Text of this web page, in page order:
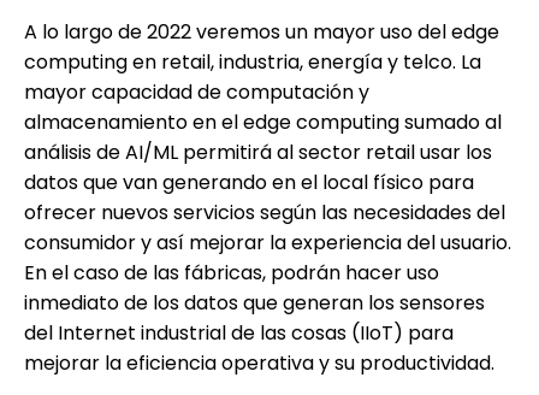
A lo largo de 2022 veremos un mayor uso del edge
computing en retail, industria, energía y telco. La
mayor capacidad de computación y
almacenamiento en el edge computing sumado al
análisis de AI/ML permitirá al sector retail usar los
datos que van generando en el local físico para
ofrecer nuevos servicios según las necesidades del
consumidor y así mejorar la experiencia del usuario.
En el caso de las fábricas, podrán hacer uso
inmediato de los datos que generan los sensores
del Internet industrial de las cosas (IIoT) para
mejorar la eficiencia operativa y su productividad.